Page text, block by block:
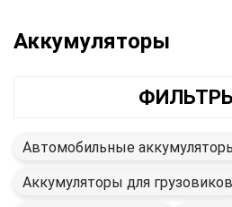
Аккумуляторы
Автомобильные
Аккумуляторы для грузовиков